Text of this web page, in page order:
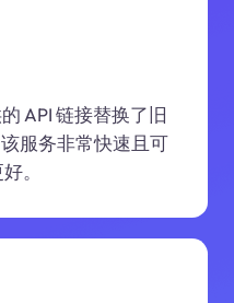
API 链接替换了旧
服务非常快速且可
。